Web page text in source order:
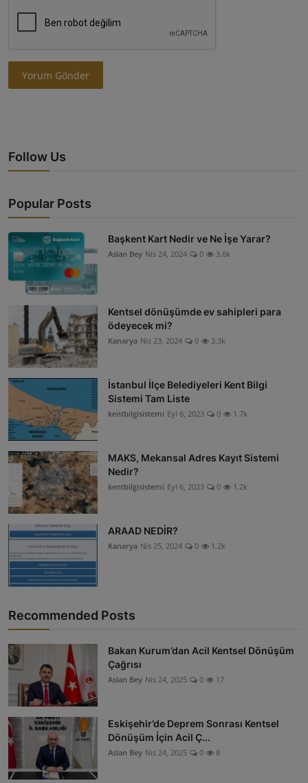
Yorum Gönder
Follow Us
Popular Posts
Başkent Kart Nedir ve Ne İşe Yarar?
Aslan Bey Nis 24, 2024 0 3.6k
Kentsel dönüşümde ev sahipleri para
ödeyecek mi?
Kanarya Nis 23, 2024 0 3.3k
İstanbul İlçe Belediyeleri Kent Bilgi
Sistemi Tam Liste
kentbilgisistemi Eyl 6, 2023 0 1.7k
MAKS, Mekansal Adres Kayıt Sistemi
Nedir?
kentbilgisistemi Eyl 6, 2023 0 1.2k
ARAAD NEDİR?
Kanarya Nis 25, 2024 0 1.2k
Recommended Posts
Bakan Kurum’dan Acil Kentsel Dönüşüm
Çağrısı
Aslan Bey Nis 24, 2025 0 17
Eskişehir’de Deprem Sonrası Kentsel
Dönüşüm İçin Acil Ç...
Aslan Bey Nis 24, 2025 0 8